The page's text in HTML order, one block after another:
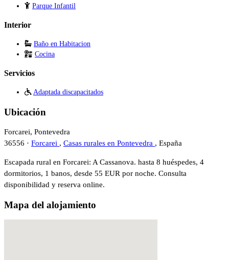
Parque Infantil
Interior
Baño en Habitacion
Cocina
Servicios
Adaptada discapacitados
Ubicación
Forcarei, Pontevedra
36556 · Forcarei , Casas rurales en Pontevedra , España
Escapada rural en Forcarei: A Cassanova. hasta 8 huéspedes, 4
dormitorios, 1 banos, desde 55 EUR por noche. Consulta
disponibilidad y reserva online.
Mapa del alojamiento